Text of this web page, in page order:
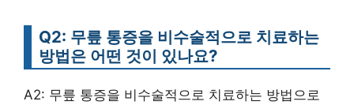
Q2: 무릎 통증을 비수술적으로 치료하는
방법은 어떤 것이 있나요?
A2: 무릎 통증을 비수술적으로 치료하는 방법으로